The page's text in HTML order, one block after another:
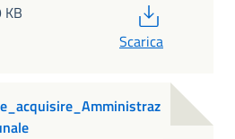
Scarica